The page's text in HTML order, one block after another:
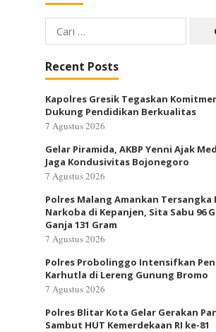
Cari
untuk:
Recent Posts
Kapolres Gresik Tegaskan
Dukung Pendidikan Berkualitas
7 Agustus 2026
Gelar Piramida, AKBP Yenni Ajak
Jaga Kondusivitas Bojonegoro
7 Agustus 2026
Polres Malang Amankan Tersangka
Narkoba di Kepanjen, Sita Sabu 96
Ganja 131 Gram
7 Agustus 2026
Polres Probolinggo Intensifkan
Karhutla di Lereng Gunung Bromo
7 Agustus 2026
Polres Blitar Kota Gelar Gerakan
Sambut HUT Kemerdekaan RI ke-81